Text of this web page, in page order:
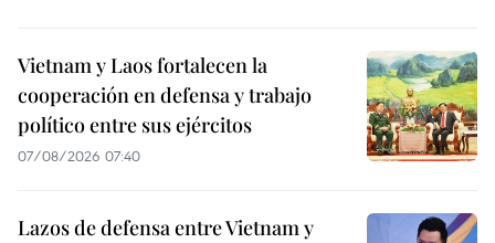
Vietnam y Laos fortalecen la
cooperación en defensa y trabajo
político entre sus ejércitos
07/08/2026 07:40
Lazos de defensa entre Vietnam y